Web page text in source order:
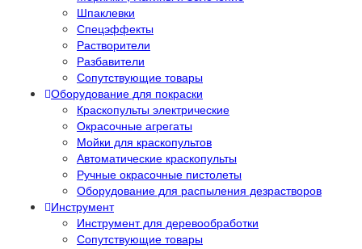
Шпаклевки
Спецэффекты
Растворители
Разбавители
Сопутствующие товары
Оборудование для покраски
Краскопульты электрические
Окрасочные агрегаты
Мойки для краскопультов
Автоматические краскопульты
Ручные окрасочные пистолеты
Оборудование для распыления дезрастворов
Инструмент
Инструмент для деревообработки
Сопутствующие товары